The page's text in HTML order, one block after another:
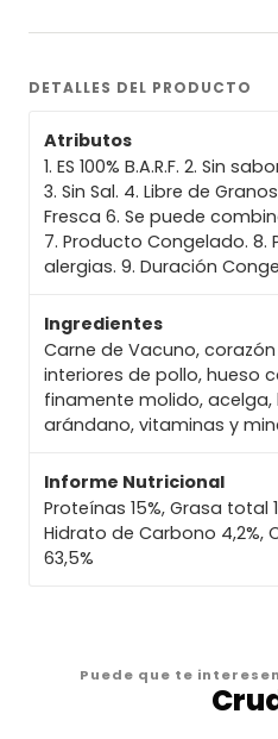
DETALLES DEL PRODUCTO
Atributos
1. ES 100% B.A.R.F. 2. Sin
3. Sin Sal. 4. Libre de
Fresca 6. Se puede
7. Producto Congelado. 8.
alergias. 9. Duración
Ingredientes
Carne de Vacuno,
interiores de pollo, hueso
finamente molido, acelga,
arándano, vitaminas y
Informe Nutricional
Proteínas 15%, Grasa total
Hidrato de Carbono 4,2%,
63,5%
Puede que te